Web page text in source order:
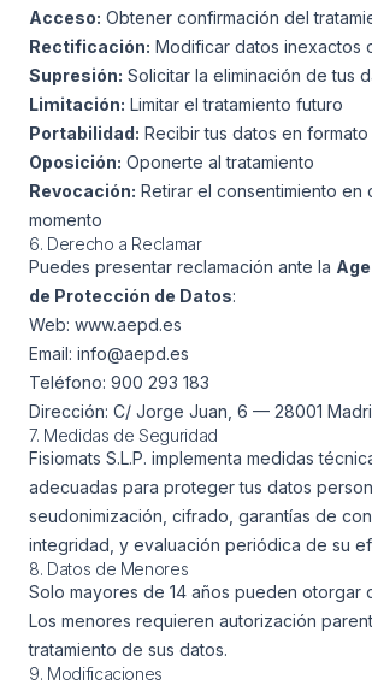
Acceso: Obtener confirmación del
Rectificación: Modificar datos inexactos
Supresión: Solicitar la eliminación de tus
Limitación: Limitar el tratamiento futuro
Portabilidad: Recibir tus datos en
Oposición: Oponerte al tratamiento
Revocación: Retirar el consentimiento en
momento
6. Derecho a Reclamar
Puedes presentar reclamación ante la
de Protección de Datos:
Web: www.aepd.es
Email: info@aepd.es
Teléfono: 900 293 183
Dirección: C/ Jorge Juan, 6 — 28001
7. Medidas de Seguridad
Fisiomats S.L.P. implementa medidas
adecuadas para proteger tus datos
seudonimización, cifrado, garantías de
integridad, y evaluación periódica de su
8. Datos de Menores
Solo mayores de 14 años pueden otorgar
Los menores requieren autorización
tratamiento de sus datos.
9. Modificaciones